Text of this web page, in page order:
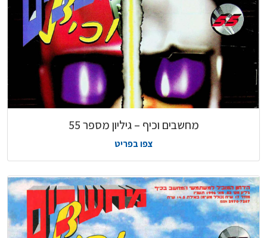
מחשבים וכיף – גיליון מספר 55
צפו בפריט